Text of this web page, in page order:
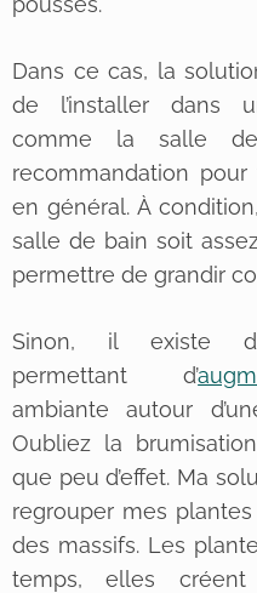
Dans ce cas, la
de l’installer dans
comme la salle
recommandation
en général. À
salle de bain soit
permettre de grandir
Sinon, il existe
permettant d’
ambiante autour
Oubliez la
que peu d’effet. Ma
regrouper mes
des massifs. Les
temps, elles créent